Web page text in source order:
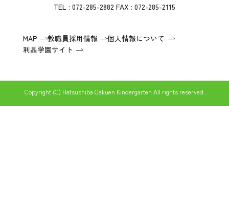
TEL : 072-285-2882 FAX : 072-285-2115
MAP 教職員採用情報
個人情報について
利晶学園サイト
Copyright (C) Hatsushiba Gakuen Kindergarten All rights reserved.